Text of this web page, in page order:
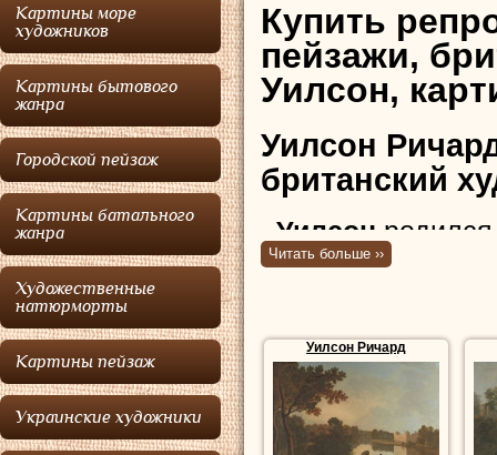
Картины море
художников
Картины бытового
жанра
Городской пейзаж
Картины батального
жанра
Художественные
натюрморты
Картины пейзаж
Украинские художники
Купить
пейзажи,
Уилсон,
Уилсон
британский
Уилсон
священника, в
1750—1757 годы
по Италии, где
Дзуккарелли
живописи —
Читать больше ››
Уилсон Ричард